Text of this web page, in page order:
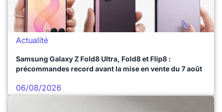
Actualité
Samsung Galaxy Z Fold8 Ultra, Fold8 et Flip8 :
précommandes record avant la mise en vente du 7 août
06/08/2026